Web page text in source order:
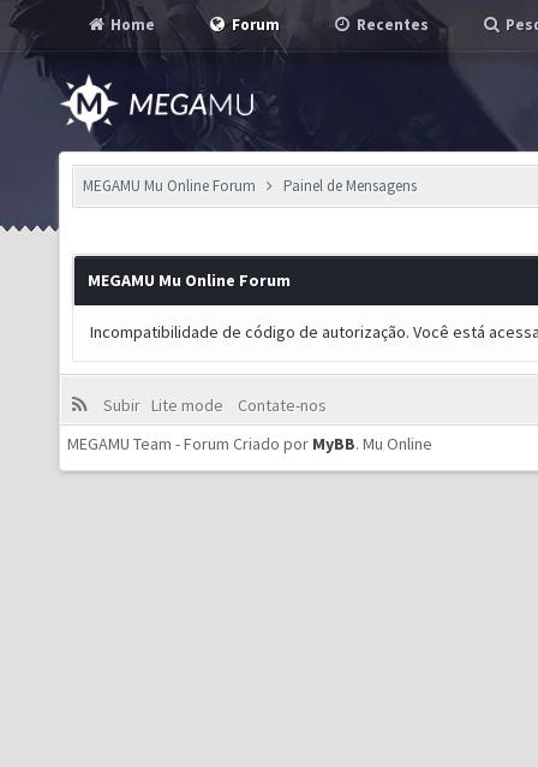
Home Forum Recentes
MEGAMU Mu Online Forum Painel de Mensagens
MEGAMU Mu Online Forum
Incompatibilidade de código de autorização. Você está
Subir Lite mode
Contate-nos
MEGAMU Team - Forum Criado por MyBB. Mu Online